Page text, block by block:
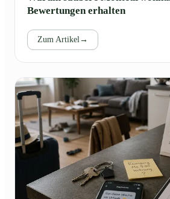
Bewertungen erhalten
Zum Artikel →